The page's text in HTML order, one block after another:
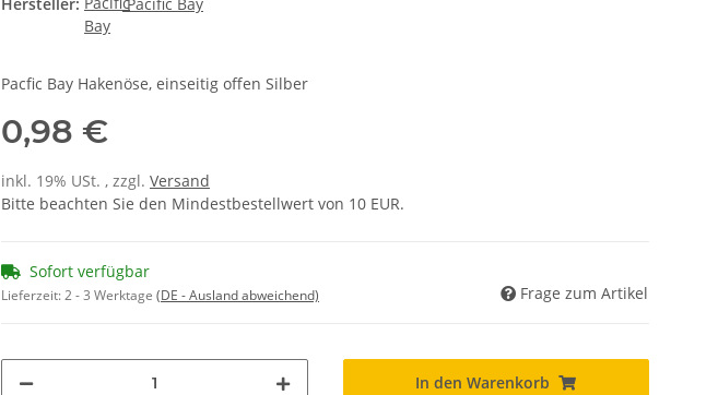
Pacfic Bay Hakenöse, einseitig offen Silber
0,98 €
inkl. 19% USt. , zzgl. Versand
Bitte beachten Sie den Mindestbestellwert von 10 EUR.
Sofort verfügbar
Lieferzeit:2 - 3 Werktage (DE - Ausland abweichend) Frage zum Artikel
In den Warenkorb